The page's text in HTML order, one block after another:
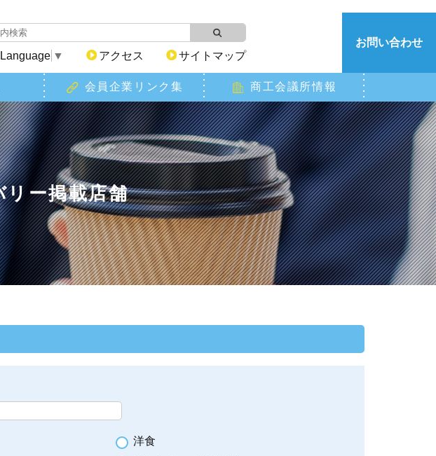
▼ アクセス サイトマップ
お問い合わせ
会員企業リンク集 商工会議所情報
ー掲載店舗
洋食